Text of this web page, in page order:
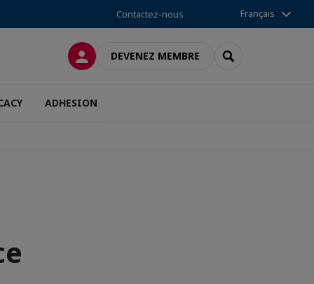
Contactez-nous Français
CONNEXIONDEVENEZ MEMBRE RECHERCHER
ADHESION